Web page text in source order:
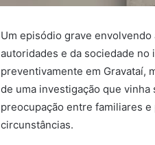
Um episódio grave envolvendo
autoridades e da sociedade
preventivamente em Gravataí,
de uma investigação que
preocupação entre familiares
circunstâncias.